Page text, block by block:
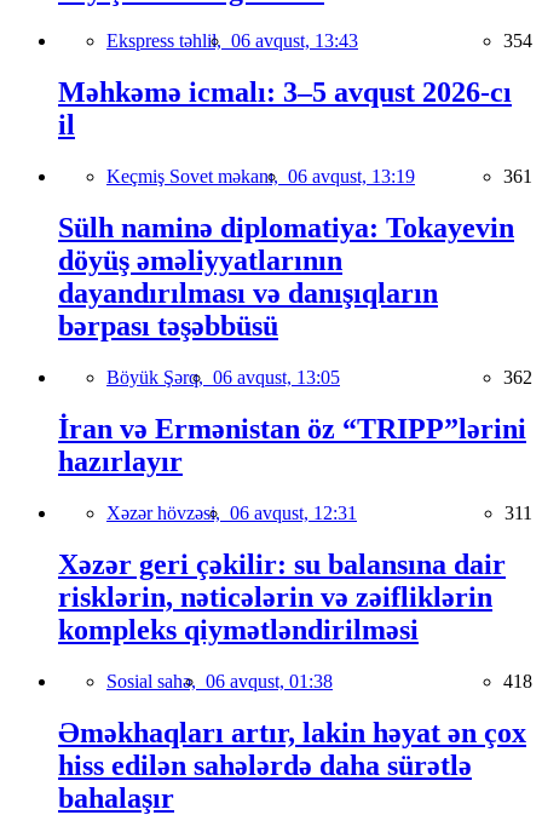
Ekspress təhlil, 06 avqust, 13:43 354
Məhkəmə icmalı: 3–5 avqust 2026-cı
il
Keçmiş Sovet məkanı, 06 avqust, 13:19 361
Sülh naminə diplomatiya: Tokayevin
döyüş əməliyyatlarının
dayandırılması və danışıqların
bərpası təşəbbüsü
Böyük Şərq, 06 avqust, 13:05 362
İran və Ermənistan öz “TRIPP”lərini
hazırlayır
Xəzər hövzəsi, 06 avqust, 12:31 311
Xəzər geri çəkilir: su balansına dair
risklərin, nəticələrin və zəifliklərin
kompleks qiymətləndirilməsi
Sosial sahə, 06 avqust, 01:38 418
Əməkhaqları artır, lakin həyat ən çox
hiss edilən sahələrdə daha sürətlə
bahalaşır